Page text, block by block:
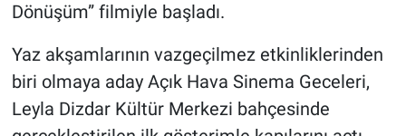
Dönüşüm” filmiyle başladı.
Yaz akşamlarının vazgeçilmez etkinliklerinden
biri olmaya aday Açık Hava Sinema Geceleri,
Leyla Dizdar Kültür Merkezi bahçesinde